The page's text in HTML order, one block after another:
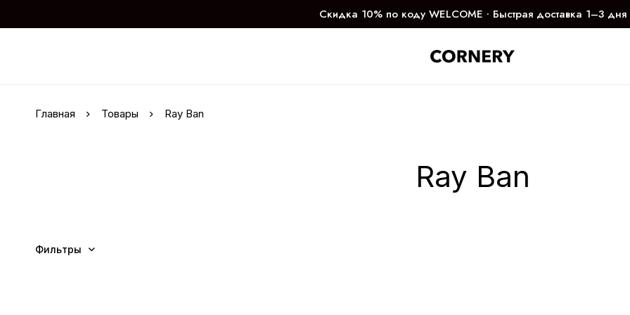
Скидка 10% по коду WELCOME ∙ Быстрая доставка 1–3 дня
Главная Товары Ray Ban
Ray Ban
Фильтры